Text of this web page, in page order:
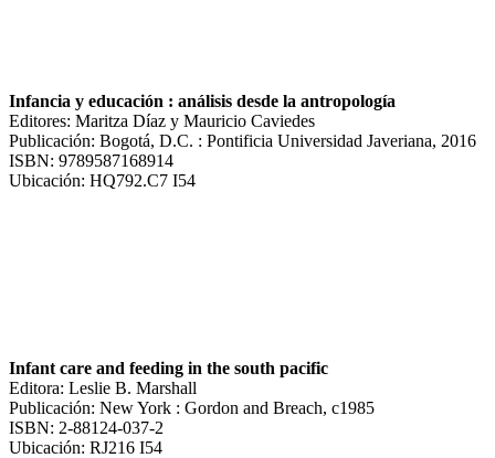
Infancia y educación : análisis desde la antropología
Editores: Maritza Díaz y Mauricio Caviedes
Publicación: Bogotá, D.C. : Pontificia Universidad Javeriana, 2016
ISBN: 9789587168914
Ubicación: HQ792.C7 I54
Infant care and feeding in the south pacific
Editora: Leslie B. Marshall
Publicación: New York : Gordon and Breach, c1985
ISBN: 2-88124-037-2
Ubicación: RJ216 I54